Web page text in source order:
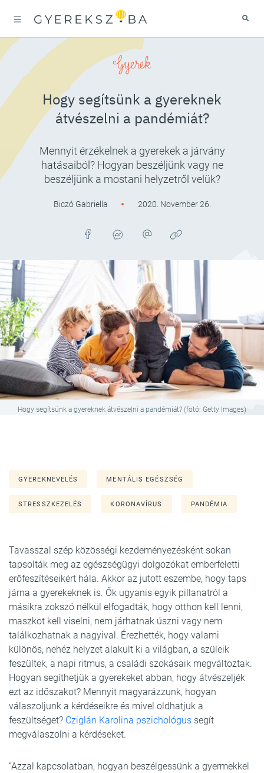
Gyerek
Hogy segítsünk a gyereknek
átvészelni a pandémiát?
Mennyit érzékelnek a gyerekek a járvány
hatásaiból? Hogyan beszéljünk vagy ne
beszéljünk a mostani helyzetről velük?
Biczó Gabriella 2020. November 26.
Hogy segítsünk a gyereknek átvészelni a pandémiát? (fotó: Getty Images)
GYEREKNEVELÉS MENTÁLIS EGÉSZSÉG
STRESSZKEZELÉS KORONAVÍRUS PANDÉMIA
Tavasszal szép közösségi kezdeményezésként sokan
tapsolták meg az egészségügyi dolgozókat emberfeletti
erőfeszítéseikért hála. Akkor az jutott eszembe, hogy taps
járna a gyerekeknek is. Ők ugyanis egyik pillanatról a
másikra zokszó nélkül elfogadták, hogy otthon kell lenni,
maszkot kell viselni, nem járhatnak úszni vagy nem
találkozhatnak a nagyival. Érezhették, hogy valami
különös, nehéz helyzet alakult ki a világban, a szüleik
feszültek, a napi ritmus, a családi szokásaik megváltoztak.
Hogyan segíthetjük a gyerekeket abban, hogy átvészeljék
ezt az időszakot? Mennyit magyarázzunk, hogyan
válaszoljunk a kérdéseikre és mivel oldhatjuk a
feszültséget? Cziglán Karolina pszichológus segít
megválaszolni a kérdéseket.
“Azzal kapcsolatban, hogyan beszélgessünk a gyermekkel